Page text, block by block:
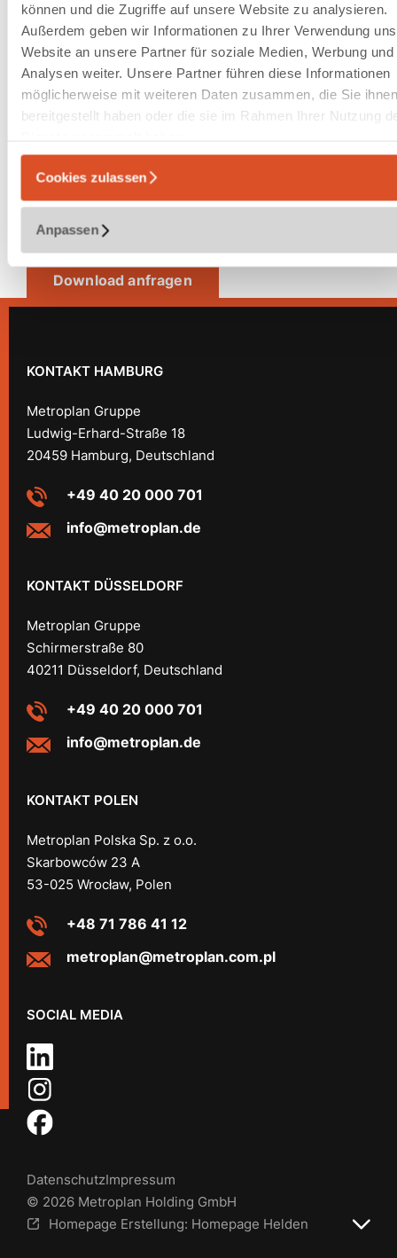
können und die Zugriffe auf unsere Website zu analysieren.
Außerdem geben wir Informationen zu Ihrer Verwendung
Website an unsere Partner für soziale Medien, Werbung und
Analysen weiter. Unsere Partner führen diese Informationen
möglicherweise mit weiteren Daten zusammen, die Sie ihnen
bereitgestellt haben oder die sie im Rahmen Ihrer Nutzung
Cookies zulassen
Anpassen
voluptua. At vero eos et accusam et justo duo dolores
et ea rebum. Stet clita kasd gubergren, no sea
takimata sanctus est Lorem ipsum dolor sit amet.
Name:*
E-Mail:*
Ich habe dieDatenschutzerklärungzur Kenntnis
genommen.
KONTAKT HAMBURG
Metroplan Gruppe
Ludwig-Erhard-Straße 18
20459 Hamburg, Deutschland
+49 40 20 000 701
info@metroplan.de
KONTAKT DÜSSELDORF
Metroplan Gruppe
Schirmerstraße 80
40211 Düsseldorf, Deutschland
+49 40 20 000 701
info@metroplan.de
KONTAKT POLEN
Metroplan Polska Sp. z o.o.
Skarbowców 23 A
53-025 Wrocław, Polen
+48 71 786 41 12
metroplan@metroplan.com.pl
SOCIAL MEDIA
DatenschutzImpressum
© 2026 Metroplan Holding GmbH
Homepage Erstellung: Homepage Helden